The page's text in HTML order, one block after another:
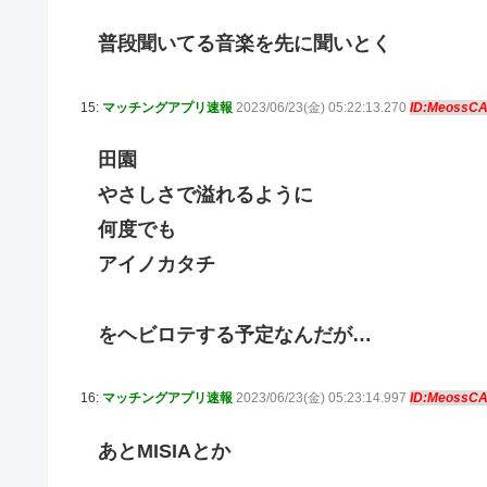
普段聞いてる音楽を先に聞いとく
15: マッチングアプリ速報 2023/06/23(金) 05:22:13.270
田園
やさしさで溢れるように
何度でも
アイノカタチ
をヘビロテする予定なんだが…
16: マッチングアプリ速報 2023/06/23(金) 05:23:14.997
あとMISIAとか